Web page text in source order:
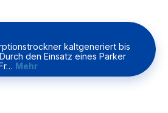
kaltgeneriert bis
den Einsatz eines Parker
Mehr